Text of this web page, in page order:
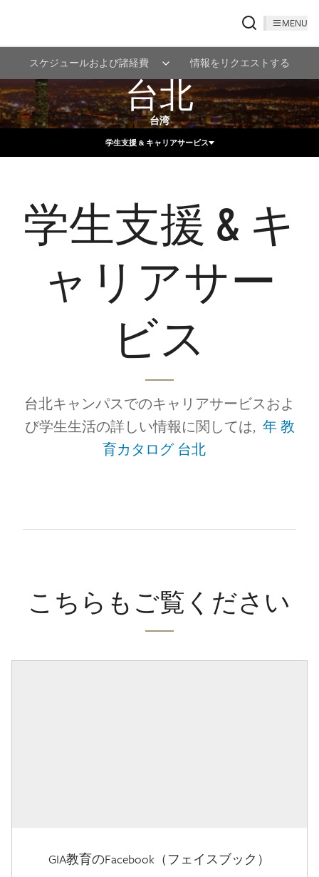
MENU
スケジュールおよび諸経費 情報をリクエストする
台北
台湾
学生支援 & キャリアサービス
学生支援 & キ
ャリアサー
ビス
台北キャンパスでのキャリアサービスおよ
び学生生活の詳しい情報に関しては, 年 教
育カタログ 台北
こちらもご覧ください
GIA教育のFacebook（フェイスブック）